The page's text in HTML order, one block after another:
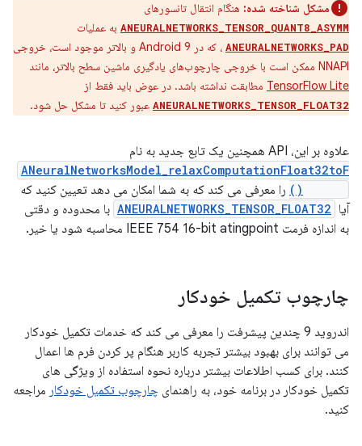
مشکل شناخته شده: هنگام انتقال تانسورهای
ANEURALNETWORKS_TENSOR_QUANT8_ASYMM به عملیات
ANEURALNETWORKS_PAD
، که در Android 9 و بالاتر موجود است، خروجی
NNAPI ممکن است با خروجی چارچوب‌های یادگیری ماشین سطح بالاتر، مانند
TensorFlow Lite مطابقت نداشته باشد. در عوض باید فقط از
ANEURALNETWORKS_TENSOR_FLOAT32 عبور کنید تا مشکل حل شود.
علاوه بر این، API همچنین یک تابع جدید به نام
ANeuralNetworksModel_relaxComputationFloat32toF
را معرفی می کند که به شما امکان می دهد تعیین کنید که
آیا ANEURALNETWORKS_TENSOR_FLOAT32 با محدوده و دقتی
به اندازه فرمت IEEE 754 16-bit atingpoint محاسبه شود یا خیر.
چارچوب تکمیل خودکار
اندروید 9 چندین پیشرفت را معرفی می کند که خدمات تکمیل خودکار
می توانند برای بهبود بیشتر تجربه کاربر هنگام پر کردن فرم ها اعمال
کنند. برای کسب اطلاعات بیشتر درباره نحوه استفاده از ویژگی های
تکمیل خودکار در برنامه خود، به راهنمای چارچوب تکمیل خودکار مراجعه
کنید.